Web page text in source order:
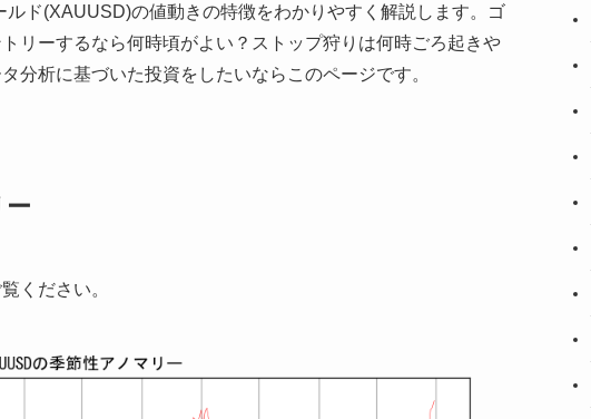
ド(XAUUSD)の値動きの特徴をわかりやすく解説します。ゴ
リーするなら何時頃がよい？ストップ狩りは何時ごろ起きや
分析に基づいた投資をしたいならこのページです。
ー
ください。